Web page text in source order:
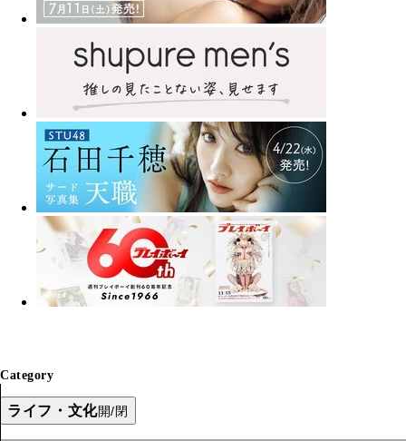
Category
ライフ・文化開/閉